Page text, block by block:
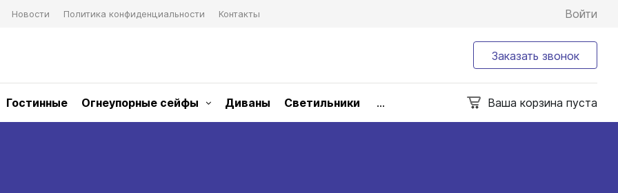
Новости Политика конфиденциальности Контакты Войти
Заказать звонок
Гостинные Огнеупорные сейфы Диваны Светильники ... Ваша корзина пуста